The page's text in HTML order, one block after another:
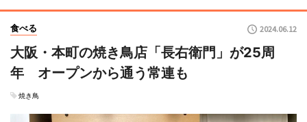
食べる 2024.06.12
大阪・本町の焼き鳥店「長右衛門」が25周
年 オープンから通う常連も
焼き鳥